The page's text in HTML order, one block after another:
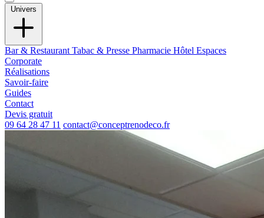
Univers
Bar & Restaurant Tabac & Presse Pharmacie Hôtel Espaces
Corporate
Réalisations
Savoir-faire
Guides
Contact
Devis gratuit
09 64 28 47 11 contact@conceptrenodeco.fr